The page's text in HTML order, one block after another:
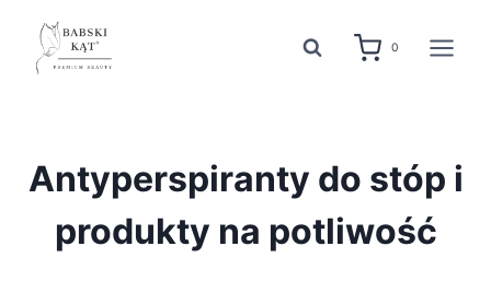
treści
0
Antyperspiranty do stóp i
produkty na potliwość